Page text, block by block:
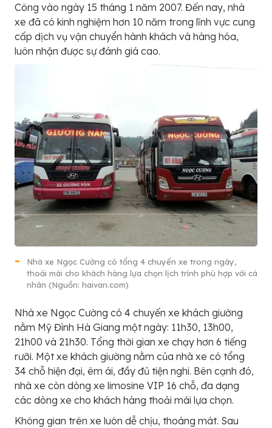
Công vào ngày 15 tháng 1 năm 2007. Đến nay, nhà
xe đã có kinh nghiệm hơn 10 năm trong lĩnh vực cung
cấp dịch vụ vận chuyển hành khách và hàng hóa,
luôn nhận được sự đánh giá cao.
Nhà xe Ngọc Cường có tổng 4 chuyến xe trong ngày,
thoải mái cho khách hàng lựa chọn lịch trình phù hợp với cá
nhân (Nguồn: haivan.com)
Nhà xe Ngọc Cường có 4 chuyến xe khách giường
nằm Mỹ Đình Hà Giang một ngày: 11h30, 13h00,
21h00 và 21h30. Tổng thời gian xe chạy hơn 6 tiếng
rưỡi. Một xe khách giường nằm của nhà xe có tổng
34 chỗ hiện đại, êm ái, đầy đủ tiện nghi. Bên cạnh đó,
nhà xe còn dòng xe limosine VIP 16 chỗ, đa dạng
các dòng xe cho khách hàng thoải mái lựa chọn.
Không gian trên xe luôn dễ chịu, thoáng mát. Sau